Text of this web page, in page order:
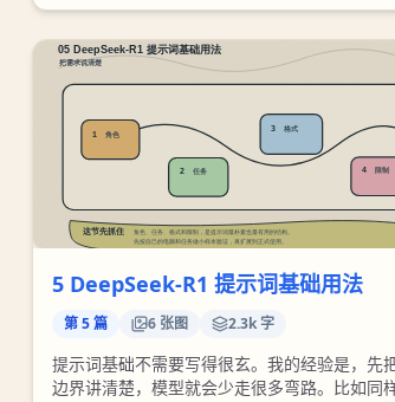
5 DeepSeek-R1 提示词基础用法
第5篇 6张图 2.3k 字
提示词基础不需要写得很玄。我的经验是，先
边界讲清楚，模型就会少走很多弯路。比如同